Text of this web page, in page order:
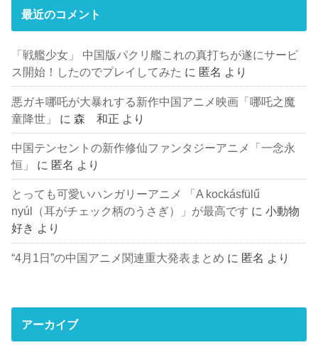
最近のコメント
「戦艦少女」 中国版パクリ艦これの真打ちが遂にサービ
ス開始！したのでプレイしてみた に 匿名 より
悪ガキ哪吒が大暴れする新作中国アニメ映画「哪吒之魔
童降世」
に森 和正 より
中国テンセントの新作修仙ファンタジーアニメ「一念永
恒」
に 匿名 より
とっても可愛いハンガリーアニメ 「A kockásfülű
nyúl（耳がチェック柄のうさぎ）」が最高です に小動物
好き より
“4月1日”の中国アニメ関連重大発表まとめ に 匿名 より
アーカイブ